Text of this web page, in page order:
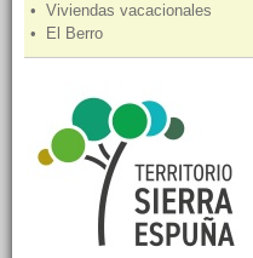
• Viviendas vacacionales
• El Berro